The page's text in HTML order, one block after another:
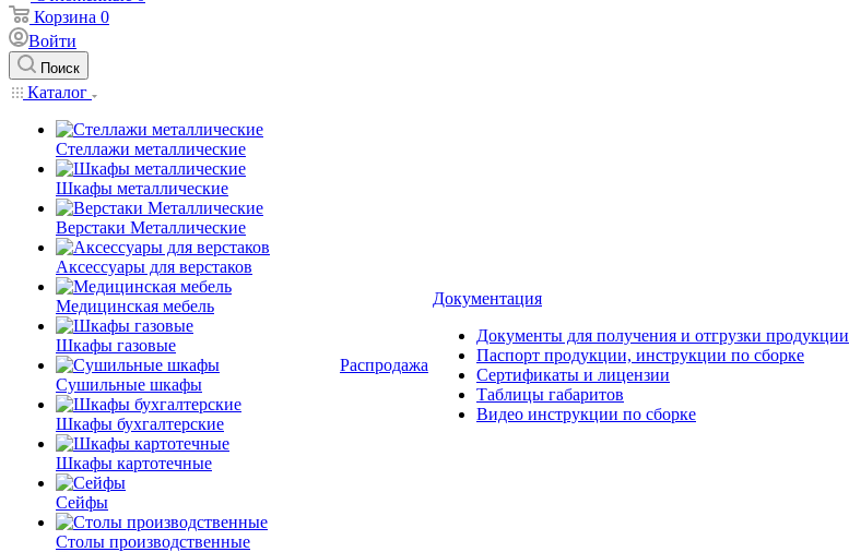
Корзина 0
Войти
Поиск
Каталог
Стеллажи металлические
Шкафы металлические
Верстаки Металлические
Аксессуары для верстаков
Медицинская мебель
Шкафы газовые
Сушильные шкафы
Шкафы бухгалтерские
Шкафы картотечные
Сейфы
Столы производственные
Распродажа
Документация
Документы для получения и отгрузки продукции
Паспорт продукции, инструкции по сборке
Сертификаты и лицензии
Таблицы габаритов
Видео инструкции по сборке